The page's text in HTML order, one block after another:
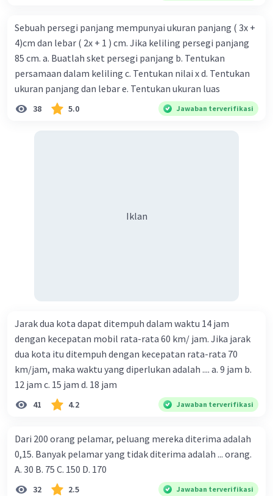
Sebuah persegi panjang mempunyai ukuran panjang ( 3x +
4)cm dan lebar ( 2x + 1 ) cm. Jika keliling persegi panjang
85 cm. a. Buatlah sket persegi panjang b. Tentukan
persamaan dalam keliling c. Tentukan nilai x d. Tentukan
ukuran panjang dan lebar e. Tentukan ukuran luas
38 5.0 Jawaban terverifikasi
Iklan
Jarak dua kota dapat ditempuh dalam waktu 14 jam
dengan kecepatan mobil rata-rata 60 km/ jam. Jika jarak
dua kota itu ditempuh dengan kecepatan rata-rata 70
km/jam, maka waktu yang diperlukan adalah .... a. 9 jam b.
12 jam c. 15 jam d. 18 jam
41 4.2 Jawaban terverifikasi
Dari 200 orang pelamar, peluang mereka diterima adalah
0,15. Banyak pelamar yang tidak diterima adalah ... orang.
A. 30 B. 75 C. 150 D. 170
32 2.5 Jawaban terverifikasi